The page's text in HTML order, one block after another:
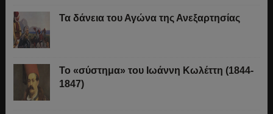
Τα δάνεια του Αγώνα της Ανεξαρτησίας
Το «σύστημα» του Ιωάννη Κωλέττη (1844-
1847)